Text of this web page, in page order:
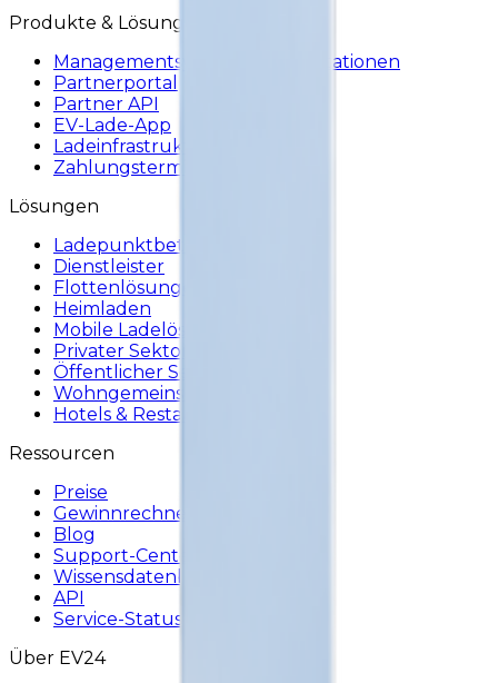
Produkte & Lösungen
Managementsystem für Ladestationen
Partnerportal
Partner API
EV-Lade-App
Ladeinfrastruktur
Zahlungsterminals
Lösungen
Ladepunktbetreiber
Dienstleister
Flottenlösungen
Heimladen
Mobile Ladelösung
Privater Sektor
Öffentlicher Sektor
Wohngemeinschaften
Hotels & Restaurants
Ressourcen
Preise
Gewinnrechner
Blog
Support-Center
Wissensdatenbank
API
Service-Status
Über EV24